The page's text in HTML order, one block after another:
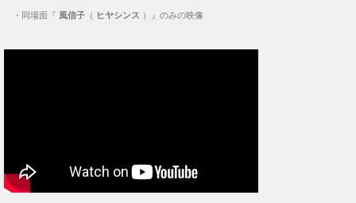
・ 同場面『 風信子 （ ヒヤシンス ）』のみの映像